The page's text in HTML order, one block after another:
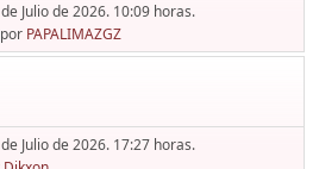
Julio de 2026. 10:09 horas.
por PAPALIMAZGZ
Julio de 2026. 17:27 horas.